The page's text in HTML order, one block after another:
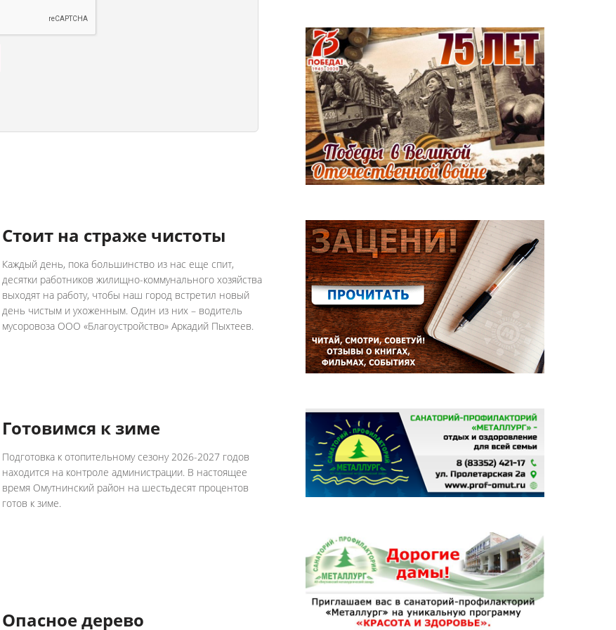
Стоит на страже чистоты
Каждый день, пока большинство из нас еще спит,
десятки работников жилищно-коммунального хозяйства
выходят на работу, чтобы наш город встретил новый
день чистым и ухоженным. Один из них – водитель
мусоровоза ООО «Благоустройство» Аркадий Пыхтеев.
Готовимся к зиме
Подготовка к отопительному сезону 2026-2027 годов
находится на контроле администрации. В настоящее
время Омутнинский район на шестьдесят процентов
готов к зиме.
Опасное дерево